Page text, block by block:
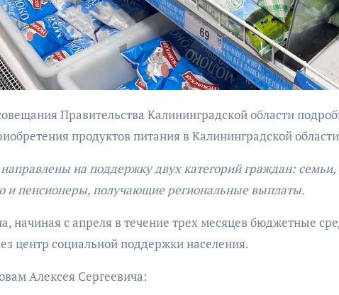
продуктов питания в Калининградской
на поддержку двух категорий граждан: семьи,
и пенсионеры, получающие региональные выплаты.
начиная с апреля в течение трех месяцев бюджетные
центр социальной поддержки населения.
Алексея Сергеевича:
ОБЩЕСТВО
Николай Патрушев
поддержал
проведение в
морского фестиваля
«Открытое море»
ОБЩЕСТВО
Организаторы
фестиваля
«Открытое
проведения!